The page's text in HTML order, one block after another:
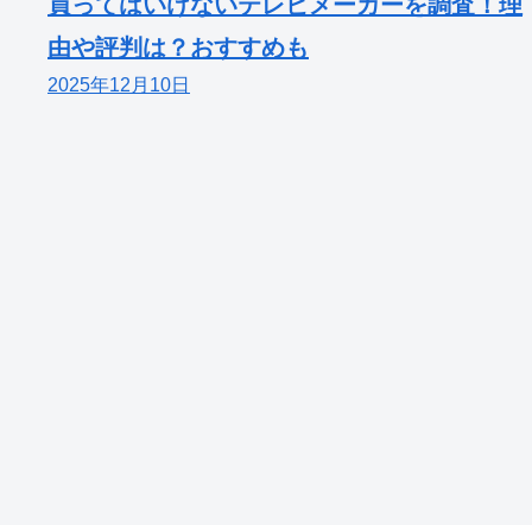
由や評判は？おすすめも
2025年12月10日